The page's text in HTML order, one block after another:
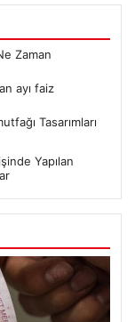
Zaman
ayı faiz
Tasarımları
Yapılan